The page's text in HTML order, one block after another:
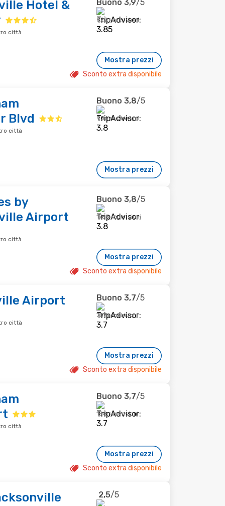
Hotel &
città
Buono 3,9/5
822 recensioni
Mostra prezzi
Sconto extra disponibile
Blvd
città
Buono 3,8/5
906 recensioni
Mostra prezzi
by
Airport
città
Buono 3,8/5
1765 recensioni
Mostra prezzi
Sconto extra disponibile
Airport
città
Buono 3,7/5
707 recensioni
Mostra prezzi
Sconto extra disponibile
città
Buono 3,7/5
188 recensioni
Mostra prezzi
Sconto extra disponibile
2,5/5